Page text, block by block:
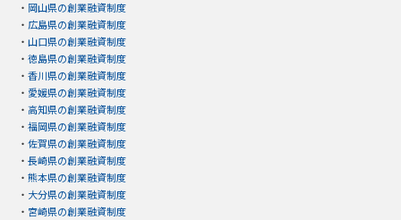
・ 岡山県の創業融資制度
・ 広島県の創業融資制度
・ 山口県の創業融資制度
・ 徳島県の創業融資制度
・ 香川県の創業融資制度
・ 愛媛県の創業融資制度
・ 高知県の創業融資制度
・ 福岡県の創業融資制度
・ 佐賀県の創業融資制度
・ 長崎県の創業融資制度
・ 熊本県の創業融資制度
・ 大分県の創業融資制度
・ 宮崎県の創業融資制度